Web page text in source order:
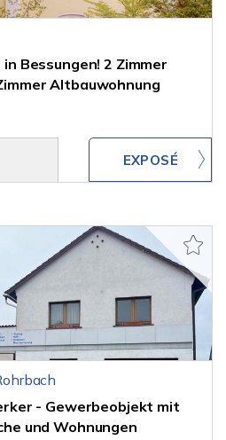
Bessungen! 2 Zimmer
Altbauwohnung
- Gewerbeobjekt mit
und Wohnungen